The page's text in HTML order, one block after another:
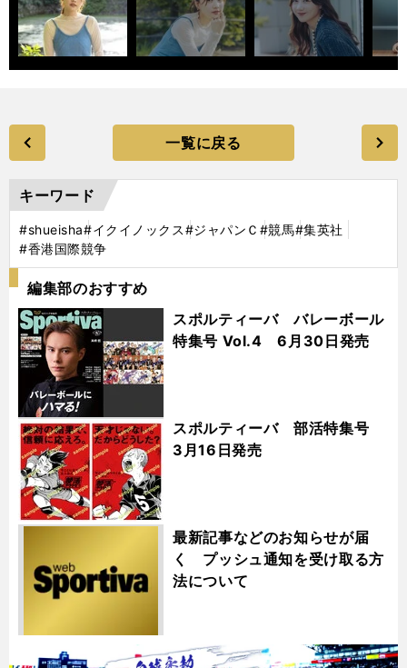
一覧に戻る
キーワード
#shueisha#イクイノックス#ジャパンＣ #競馬#集英社
#香港国際競争
編集部のおすすめ
スポルティーバ バレーボール
特集号 Vol.4 6月30日発売
スポルティーバ 部活特集号
3月16日発売
最新記事などのお知らせが届
く プッシュ通知を受け取る方
法について